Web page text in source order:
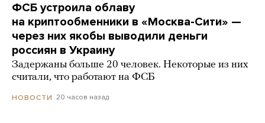
ФСБ устроила облаву
на криптообменники в «Москва-Сити» —
через них якобы выводили деньги
россиян в Украину
Задержаны больше 20 человек. Некоторые из них
считали, что работают на ФСБ
НОВОСТИ 20 часов назад